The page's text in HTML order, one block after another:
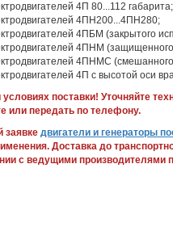
4П 80...112 габарита;
4ПН200...4ПН280;
4ПБМ (закрытого
4ПНМ
4ПНМС
4П с высотой оси
поставки! Уточняйте
или передать по телефону.
заявке двигатели и генераторы
Доставка до
с ведущими